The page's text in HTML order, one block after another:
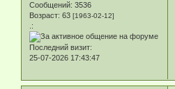
Сообщений: 3536
Возраст: 63 [1963-02-12]
.:
Последний визит:
25-07-2026 17:43:47